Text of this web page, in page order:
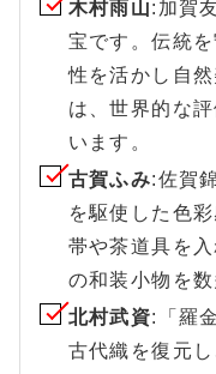
木村雨山:加賀
宝です。伝統
性を活かし自
は、世界的な
います。
古賀ふみ:佐賀
を駆使した色
帯や茶道具を
の和装小物を
北村武資:「羅
古代織を復元